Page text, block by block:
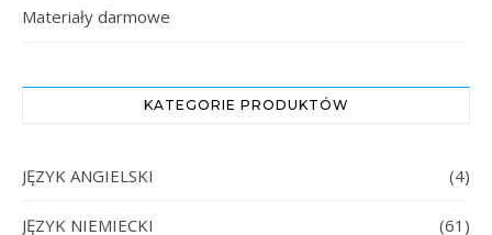
Materiały darmowe
KATEGORIE PRODUKTÓW
JĘZYK ANGIELSKI (4)
JĘZYK NIEMIECKI
(61)